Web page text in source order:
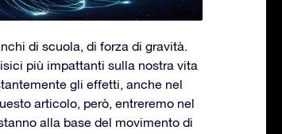
di scuola, di forza di gravità.
più impattanti sulla nostra vita
gli effetti, anche nel
articolo, però, entreremo nel
alla base del movimento di